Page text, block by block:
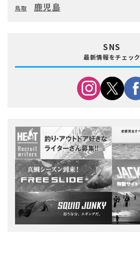
鳥取 鹿児島
SNS
最新情報をチェック